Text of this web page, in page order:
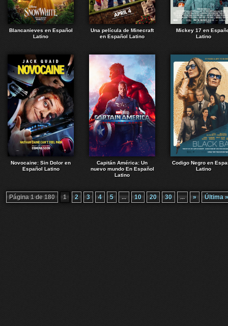
Blancanieves en Español
Latino
Una película de Minecraft
en Español Latino
Mickey 17 en
Latino
Novocaine: Sin Dolor en
Español Latino
Capitán América: Un
nuevo mundo En Español
Latino
Codigo Negro en
Latino
Página 1 de 180 1 2 3 4 5 ... 10 20 30 ... » Última »